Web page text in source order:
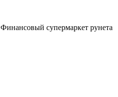
Финансовый супермаркет рунета